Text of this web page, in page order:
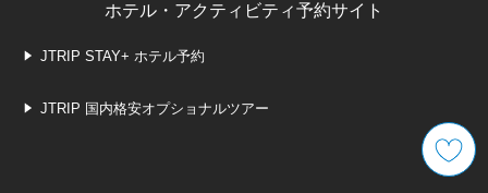
ホテル・アクティビティ予約サイト
JTRIP STAY+ ホテル予約
JTRIP 国内格安オプショナルツアー